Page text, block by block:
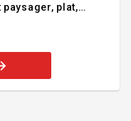
plat,
offre :2
ainsi
Il est situé à